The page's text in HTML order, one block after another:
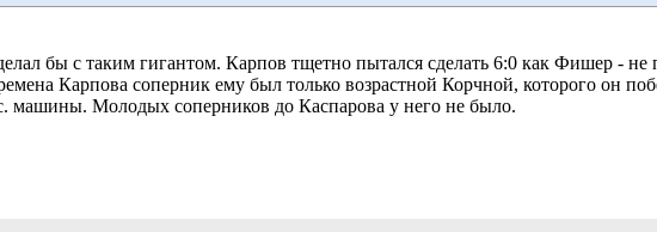
бы с таким гигантом. Карпов тщетно пытался сделать 6:0 как Фишер - не
Карпова соперник ему был только возрастной Корчной, которого он
машины. Молодых соперников до Каспарова у него не было.